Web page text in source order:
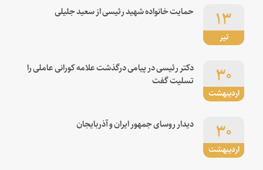
تیر
۱۳ حمایت خانواده شهید رئیسی از سعید جلیلی
اردیبهشت
۳۰
دکتر رئیسی در پیامی درگذشت علامه کورانی عاملی را
تسلیت گفت
اردیبهشت
۳۰ دیدار روسای جمهور ایران و آذربایجان